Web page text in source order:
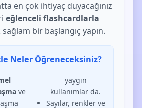
en çok ihtiyaç duyacağınız
eğlenceli flashcardlarla
bir başlangıç yapın.
Neler Öğreneceksiniz?
ve
yaygın
kullanımlar da.
Sayılar, renkler ve